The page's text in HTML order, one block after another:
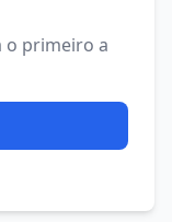
o primeiro a